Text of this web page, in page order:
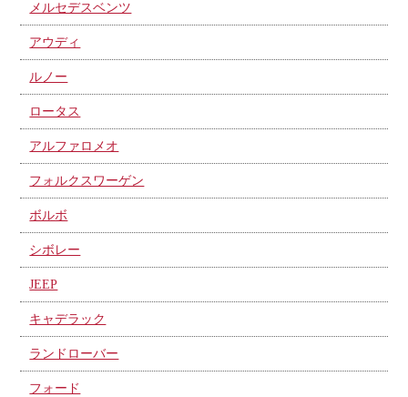
メルセデスベンツ
アウディ
ルノー
ロータス
アルファロメオ
フォルクスワーゲン
ボルボ
シボレー
JEEP
キャデラック
ランドローバー
フォード